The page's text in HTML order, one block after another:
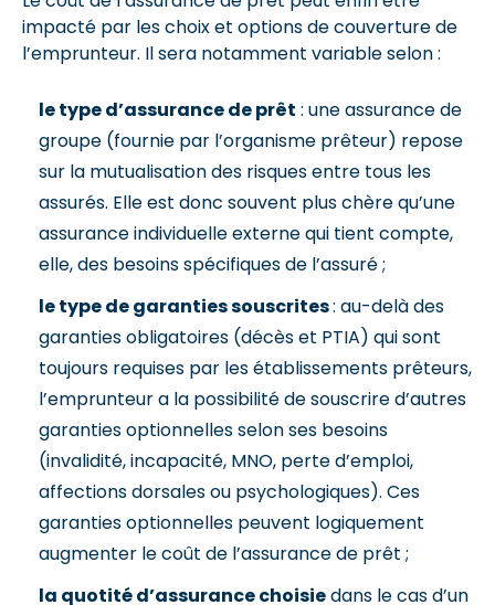
impacté par les choix et options de couverture de
l’emprunteur. Il sera notamment variable selon :
le type d’assurance de prêt : une assurance de
groupe (fournie par l’organisme prêteur) repose
sur la mutualisation des risques entre tous les
assurés. Elle est donc souvent plus chère qu’une
assurance individuelle externe qui tient compte,
elle, des besoins spécifiques de l’assuré ;
le type de garanties souscrites: au-delà des
garanties obligatoires (décès et PTIA) qui sont
toujours requises par les établissements prêteurs,
l’emprunteur a la possibilité de souscrire d’autres
garanties optionnelles selon ses besoins
(invalidité, incapacité, MNO, perte d’emploi,
affections dorsales ou psychologiques). Ces
garanties optionnelles peuvent logiquement
augmenter le coût de l’assurance de prêt ;
la quotité d’assurance choisiedans le cas d’un